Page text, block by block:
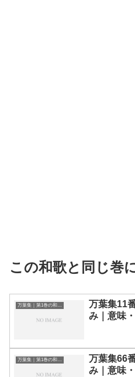
この和歌と同じ巻
万葉集11
み｜意味
万葉集｜第1巻の和歌一覧
万葉集66
み｜意味